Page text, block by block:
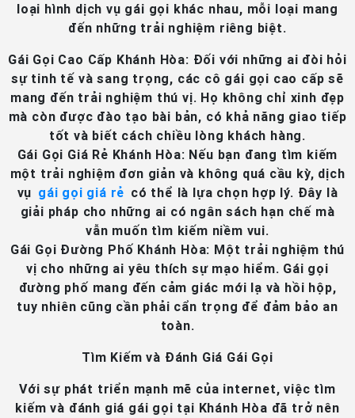
loại hình dịch vụ gái gọi khác nhau, mỗi loại mang
đến những trải nghiệm riêng biệt.
Gái Gọi Cao Cấp Khánh Hòa: Đối với những ai đòi hỏi
sự tinh tế và sang trọng, các cô gái gọi cao cấp sẽ
mang đến trải nghiệm thú vị. Họ không chỉ xinh đẹp
mà còn được đào tạo bài bản, có khả năng giao tiếp
tốt và biết cách chiều lòng khách hàng.
Gái Gọi Giá Rẻ Khánh Hòa: Nếu bạn đang tìm kiếm
một trải nghiệm đơn giản và không quá cầu kỳ, dịch
vụ gái gọi giá rẻ có thể là lựa chọn hợp lý. Đây là
giải pháp cho những ai có ngân sách hạn chế mà
vẫn muốn tìm kiếm niềm vui.
Gái Gọi Đường Phố Khánh Hòa: Một trải nghiệm thú
vị cho những ai yêu thích sự mạo hiểm. Gái gọi
đường phố mang đến cảm giác mới lạ và hồi hộp,
tuy nhiên cũng cần phải cẩn trọng để đảm bảo an
toàn.
Tìm Kiếm và Đánh Giá Gái Gọi
Với sự phát triển mạnh mẽ của internet, việc tìm
kiếm và đánh giá gái gọi tại Khánh Hòa đã trở nên